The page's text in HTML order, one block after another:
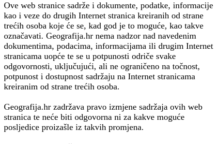
Ove web stranice sadrže i dokumente, podatke, informacije
kao i veze do drugih Internet stranica kreiranih od strane
trećih osoba koje će se, kad god je to moguće, kao takve
označavati. Geografija.hr nema nadzor nad navedenim
dokumentima, podacima, informacijama ili drugim Internet
stranicama uopće te se u potpunosti odriče svake
odgovornosti, uključujući, ali ne ograničeno na točnost,
potpunost i dostupnost sadržaju na Internet stranicama
kreiranim od strane trećih osoba.
Geografija.hr zadržava pravo izmjene sadržaja ovih web
stranica te neće biti odgovorna ni za kakve moguće
posljedice proizašle iz takvih promjena.